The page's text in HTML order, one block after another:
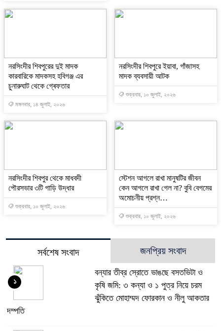
নরসিংদীর শিবপুরের দুই মাদক
কারবারিকে মাদকসহ হবিগঞ্জ এর
চুনারুঘাট থেকে গ্ৰেফতার
মঙ্গলবার, ১৪ জুলাই, ২০২৬
নরসিংদীর শিবপুরে ইয়াবা, গাঁজাসহ
মাদক ব্যবসায়ী আটক
শুক্রবার, ১০ জুলাই, ২০২৬
নরসিংদীর শিবপুর থেকে মাধবদী
পৌরসভার ৩টি গাড়ি উদ্ধার
শুক্রবার, ১০ জুলাই, ২০২৬
স্টেশন আগলে রাখা মানুষটির জীবন
কেন আগলে রাখা গেল না? বুবি বেগমের
অমোচনীয় প্রশ্ন…
শুক্রবার, ১০ জুলাই, ২০২৬
সর্বশেষ সংবাদ জনপ্রিয় সংবাদ
বন্যার তীব্র স্রোতে ভাঙছে বসতভিটা ও
কৃষি জমি: ৩ কন্যা ও ১ পুত্র নিয়ে চরম
ঝুঁকিতে মোহাম্মদ ফোরকান ও নীলু আকতার
দম্পতি
১